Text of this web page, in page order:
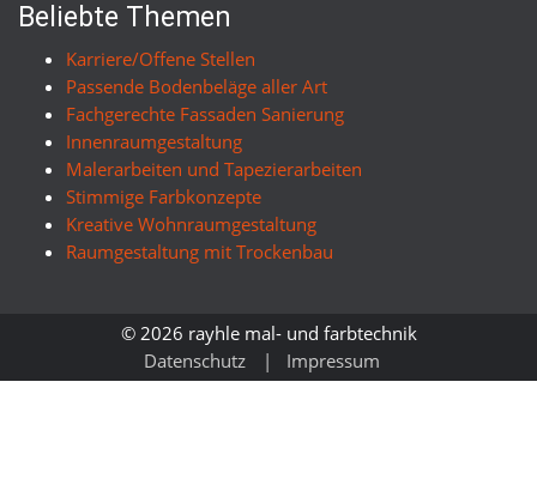
Beliebte Themen
Karriere/Offene Stellen
Passende Bodenbeläge aller Art
Fachgerechte Fassaden Sanierung
Innenraumgestaltung
Malerarbeiten und Tapezierarbeiten
Stimmige Farbkonzepte
Kreative Wohnraumgestaltung
Raumgestaltung mit Trockenbau
© 2026 rayhle mal- und farbtechnik
Datenschutz
Impressum